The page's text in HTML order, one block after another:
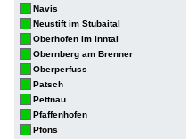
Navis
Neustift im Stubaital
Oberhofen im Inntal
Obernberg am Brenner
Oberperfuss
Patsch
Pettnau
Pfaffenhofen
Pfons